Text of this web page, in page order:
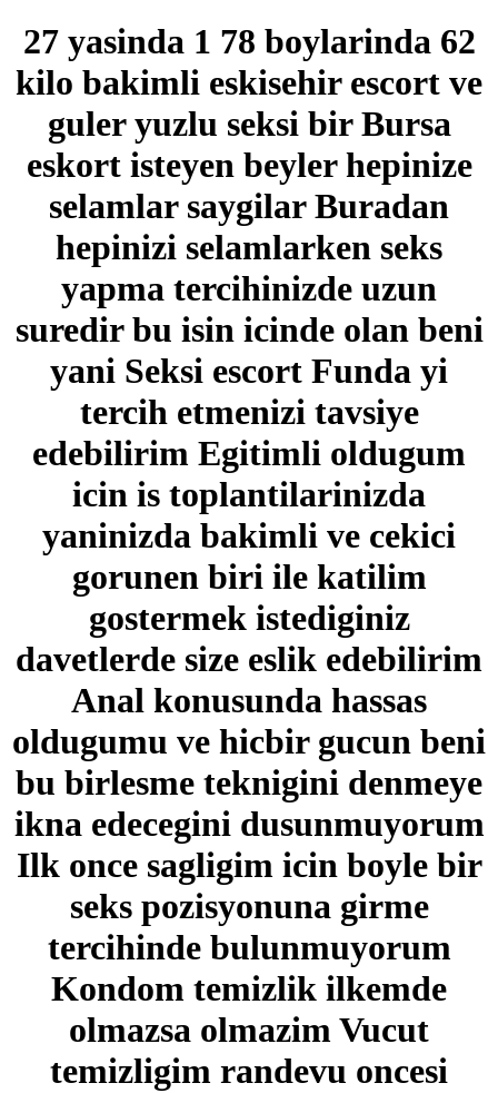
27 yasinda 1 78 boylarinda 62
kilo bakimli eskisehir escort ve
guler yuzlu seksi bir Bursa
eskort isteyen beyler hepinize
selamlar saygilar Buradan
hepinizi selamlarken seks
yapma tercihinizde uzun
suredir bu isin icinde olan beni
yani Seksi escort Funda yi
tercih etmenizi tavsiye
edebilirim Egitimli oldugum
icin is toplantilarinizda
yaninizda bakimli ve cekici
gorunen biri ile katilim
gostermek istediginiz
davetlerde size eslik edebilirim
Anal konusunda hassas
oldugumu ve hicbir gucun beni
bu birlesme teknigini denmeye
ikna edecegini dusunmuyorum
Ilk once sagligim icin boyle bir
seks pozisyonuna girme
tercihinde bulunmuyorum
Kondom temizlik ilkemde
olmazsa olmazim Vucut
temizligim randevu oncesi